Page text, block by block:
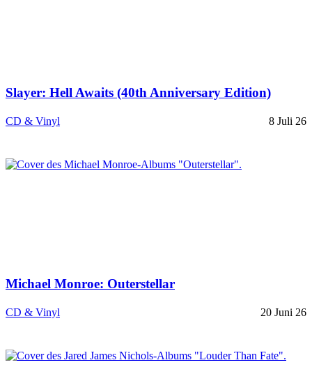
Slayer: Hell Awaits (40th Anniversary Edition)
CD & Vinyl 8 Juli 26
Michael Monroe: Outerstellar
CD & Vinyl 20 Juni 26